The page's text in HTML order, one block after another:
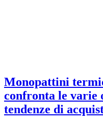
Monopattini
confronta le varie
tendenze di